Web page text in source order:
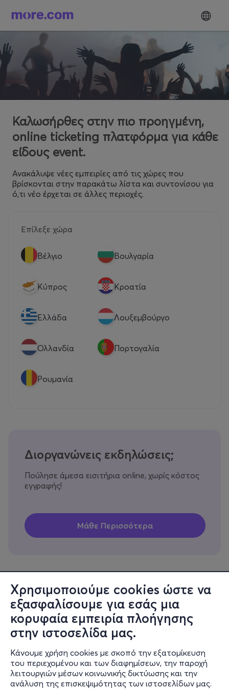
Χρησιμοποιούμε cookies ώστε να
εξασφαλίσουμε για εσάς μια
κορυφαία εμπειρία πλοήγησης
στην ιστοσελίδα μας.
Κάνουμε χρήση cookies με σκοπό την εξατομίκευση
του περιεχομένου και των διαφημίσεων, την παροχή
λειτουργιών μέσων κοινωνικής δικτύωσης και την
ανάλυση της επισκεψιμότητας των ιστοσελίδων μας.
Καλωσήρθες στην πιο προηγμένη,
online ticketing πλατφόρμα για κάθε
είδους event.
Ανακάλυψε νέες εμπειρίες από τις χώρες που
βρίσκονται στην παρακάτω λίστα και συντονίσου για
ό,τι νέο έρχεται σε άλλες περιοχές.
Επίλεξε χώρα
Βέλγιο Βουλγαρία
Κύπρος Κροατία
Eλλάδα Λουξεμβούργο
Ολλανδία Πορτογαλία
Ρουμανία
Διοργανώνεις εκδηλώσεις;
Πούλησε άμεσα εισιτήρια online, χωρίς κόστος
εγγραφής!
Πληροφορίες
Υποστήριξη
Stay Connected